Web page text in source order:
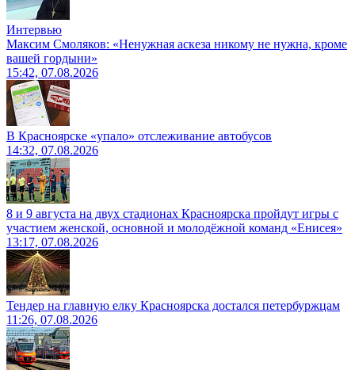
Интервью
Максим Смоляков: «Ненужная аскеза никому не нужна, кроме
вашей гордыни»
15:42, 07.08.2026
В Красноярске «упало» отслеживание автобусов
14:32, 07.08.2026
8 и 9 августа на двух стадионах Красноярска пройдут игры с
участием женской, основной и молодёжной команд «Енисея»
13:17, 07.08.2026
Тендер на главную елку Красноярска достался петербуржцам
11:26, 07.08.2026